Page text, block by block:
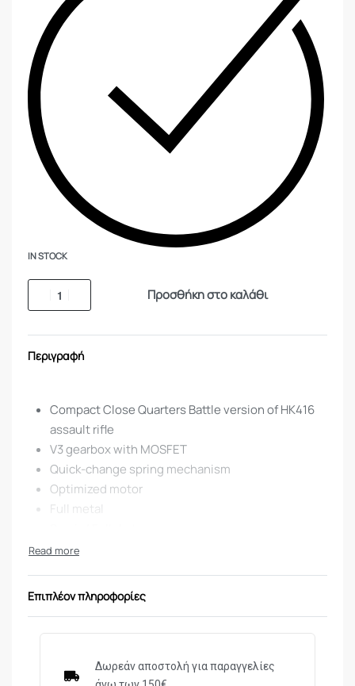
IN STOCK
Προσθήκη στο καλάθι
Περιγραφή
Compact Close Quarters Battle version of HK416
assault rifle
V3 gearbox with MOSFET
Quick-change spring mechanism
Optimized motor
Full metal
Adjustable Shoot-Up
Adjustable and removable iron sights
Ambidextrous fire selector
TECHNICAL DATA
Επιπλέον πληροφορίες
Δωρεάν αποστολή για παραγγελίες